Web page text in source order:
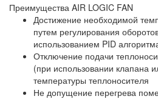
Преимущества AIR LOGIC FAN
Достижение необходимой
путем регулирования
использованием PID
Отключение подачи
(при использовании клапана
температуры теплоносителя
Не допущение перегрева